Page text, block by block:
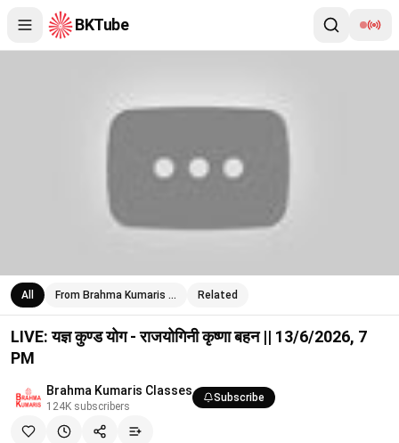
BKTube
All From Brahma Kumaris … Related
LIVE: यज्ञ कुण्ड योग - राजयोगिनी कृष्णा बहन || 13/6/2026, 7
PM
Brahma Kumaris Classes
124K subscribers
Subscribe